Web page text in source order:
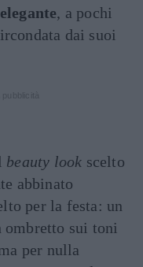
elegante, a pochi
dai suoi
beauty look scelto
abbinato
per la festa: un
ombretto sui toni
per nulla